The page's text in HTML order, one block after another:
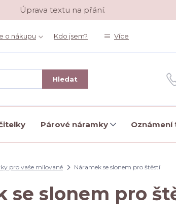
Úprava textu na přání.
o nákupu Kdo jsem? Více
Hledat
Párové náramky
pro vaše milované Náramek se slonem pro štěstí
se slonem pro